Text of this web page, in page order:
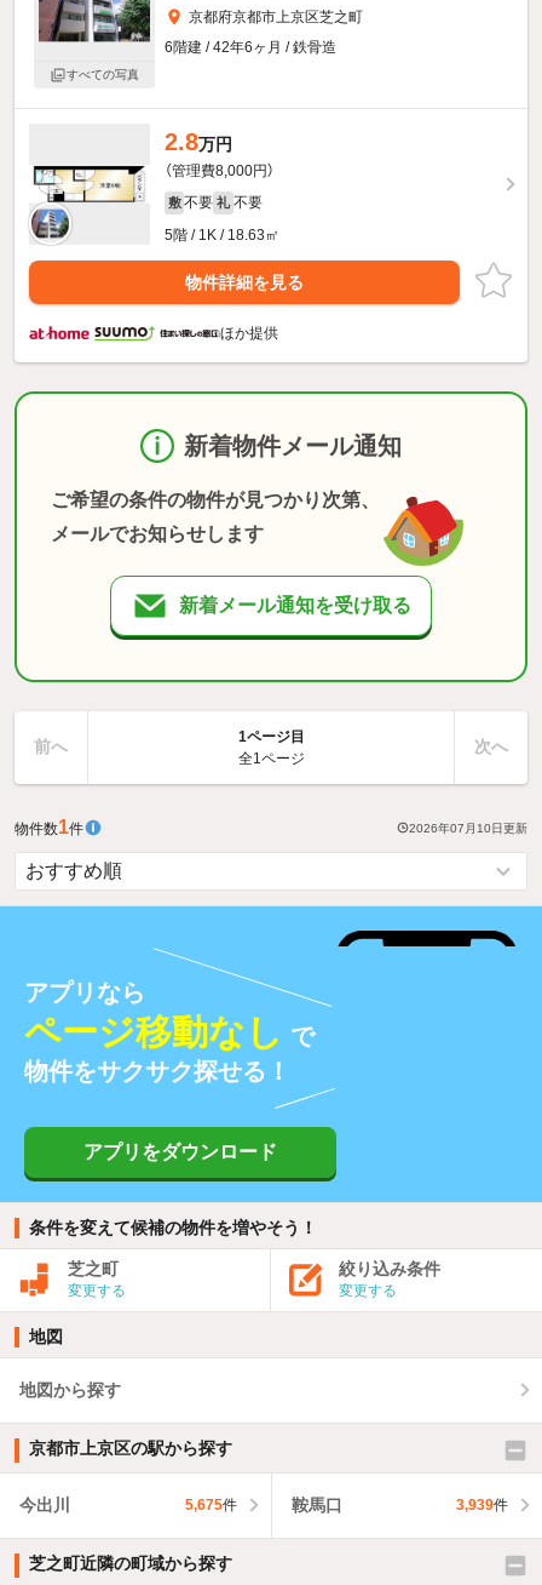
すべての写真
京都府京都市上京区芝之町
6階建 / 42年6ヶ月 / 鉄骨造
2.8万円
（管理費8,000円）
敷 不要 礼 不要
5階 / 1K / 18.63㎡
物件詳細を見る
ほか提供
新着物件メール通知
ご希望の条件の物件が見つかり次第、
メールでお知らせします
新着メール通知を受け取る
前へ
1ページ目
全1ページ
次へ
物件数1件 2026年07月10日更新
アプリなら
ページ移動なし で
物件をサクサク探せる！
アプリをダウンロード
条件を変えて候補の物件を増やそう！
芝之町
変更する
絞り込み条件
変更する
地図
地図から探す
京都市上京区の駅から探す
今出川 5,675件 鞍馬口 3,939件
芝之町近隣の町域から探す